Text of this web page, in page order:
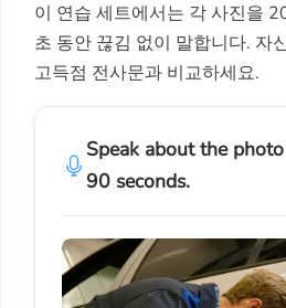
이 연습 세트에서는 각 사진을
초 동안 끊김 없이 말합니다. 자
고득점 전사문과 비교하세요.
Speak about the
90 seconds.